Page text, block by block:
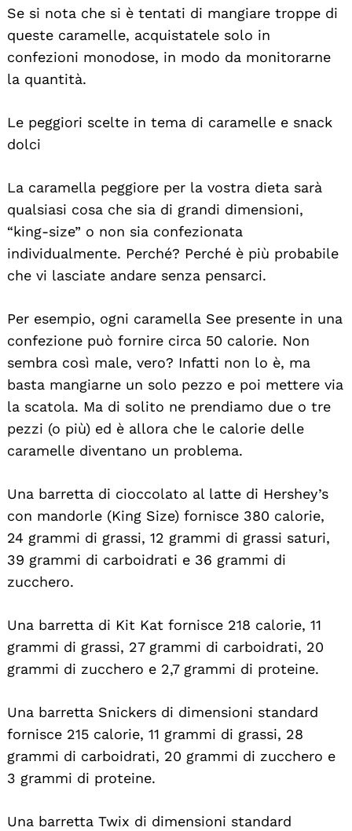
Se si nota che si è tentati di mangiare troppe di
queste caramelle, acquistatele solo in
confezioni monodose, in modo da monitorarne
la quantità.
Le peggiori scelte in tema di caramelle e snack
dolci
La caramella peggiore per la vostra dieta sarà
qualsiasi cosa che sia di grandi dimensioni,
“king-size” o non sia confezionata
individualmente. Perché? Perché è più probabile
che vi lasciate andare senza pensarci.
Per esempio, ogni caramella See presente in una
confezione può fornire circa 50 calorie. Non
sembra così male, vero? Infatti non lo è, ma
basta mangiarne un solo pezzo e poi mettere via
la scatola. Ma di solito ne prendiamo due o tre
pezzi (o più) ed è allora che le calorie delle
caramelle diventano un problema.
Una barretta di cioccolato al latte di Hershey’s
con mandorle (King Size) fornisce 380 calorie,
24 grammi di grassi, 12 grammi di grassi saturi,
39 grammi di carboidrati e 36 grammi di
zucchero.
Una barretta di Kit Kat fornisce 218 calorie, 11
grammi di grassi, 27 grammi di carboidrati, 20
grammi di zucchero e 2,7 grammi di proteine.
Una barretta Snickers di dimensioni standard
fornisce 215 calorie, 11 grammi di grassi, 28
grammi di carboidrati, 20 grammi di zucchero e
3 grammi di proteine.
Una barretta Twix di dimensioni standard